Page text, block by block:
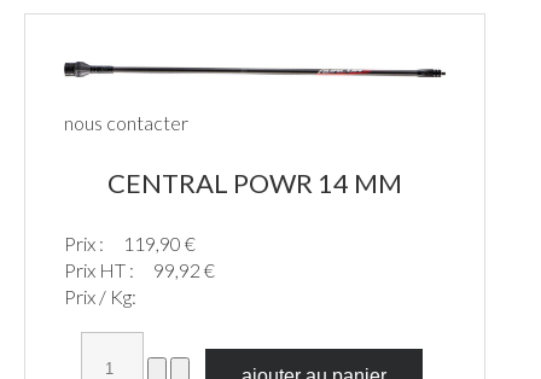
nous contacter
CENTRAL POWR 14 MM
Prix :
119,90 €
Prix HT :
99,92 €
Prix / Kg: